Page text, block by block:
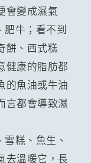
會變成濕氣
肥牛；看不到
餅、西式糕
健康的脂肪都
的魚油或牛油
言都會導致濕
糕、魚生、
去溫暖它，長